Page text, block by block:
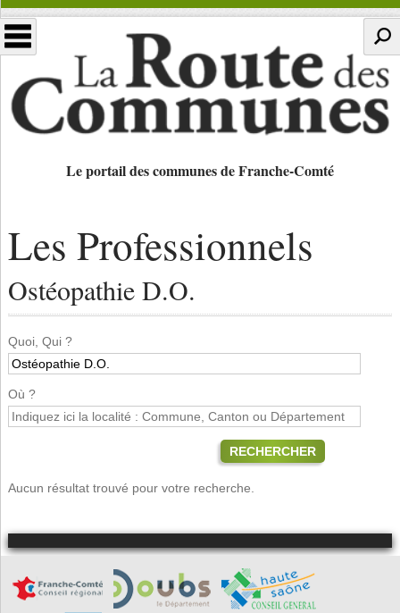
Le portail des communes de Franche-Comté
Les Professionnels
Ostéopathie D.O.
Quoi, Qui ?
Où ?
RECHERCHER
Aucun résultat trouvé pour votre recherche.